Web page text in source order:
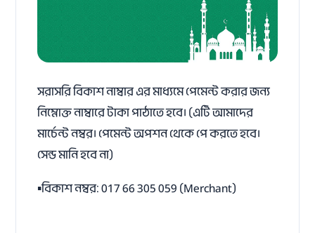
সরাসরি বিকাশ নাম্বার এর মাধ্যমে পেমেন্ট করার জন্য
নিম্নোক্ত নাম্বারে টাকা পাঠাতে হবে। (এটি আমাদের
মার্চেন্ট নম্বর। পেমেন্ট অপশন থেকে পে করতে হবে।
সেন্ড মানি হবে না)
▪️বিকাশ নম্বর: 017 66 305 059 (Merchant)